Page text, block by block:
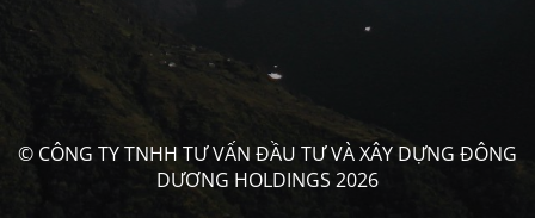
© CÔNG TY TNHH TƯ VẤN ĐẦU TƯ VÀ XÂY DỰNG ĐÔNG
DƯƠNG HOLDINGS 2026